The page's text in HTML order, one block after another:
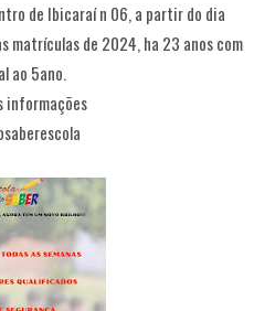
de Ibicaraí n 06, a partir do dia
matrículas de 2024, ha 23 anos com
ao 5ano.
informações